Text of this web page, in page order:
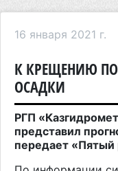
16 января 2021 г.
К КРЕЩЕНИЮ
ОСАДКИ
РГП «
представил
передает «Пятый